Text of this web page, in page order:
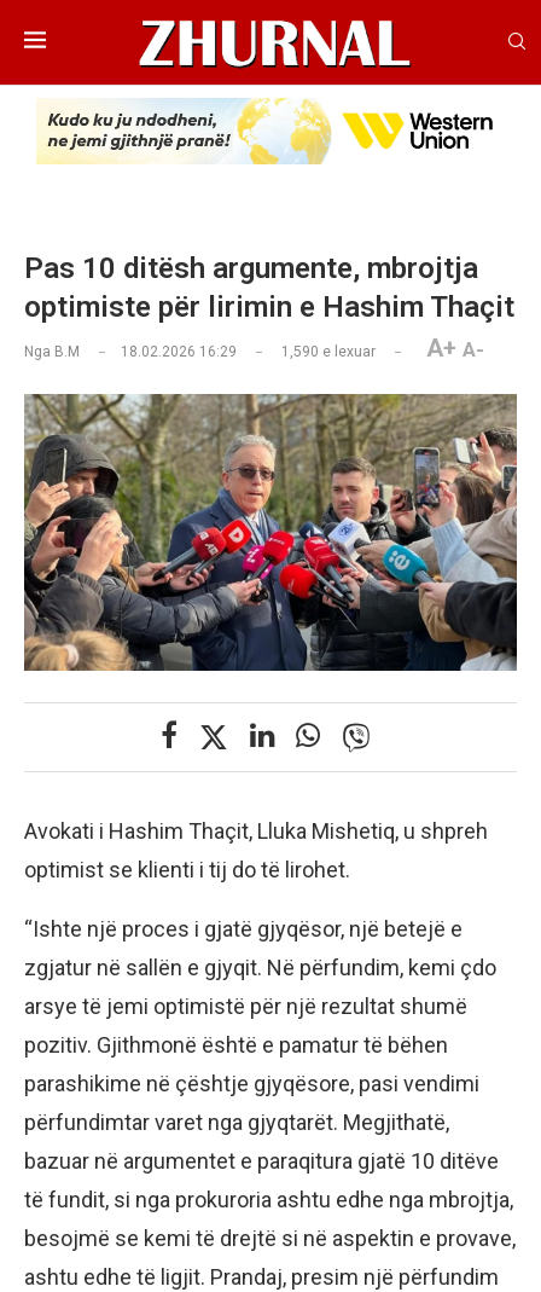
Pas 10 ditësh argumente, mbrojtja
optimiste për lirimin e Hashim Thaçit
Nga B.M 18.02.2026 16:29 1,590 e lexuar A+ A-
Avokati i Hashim Thaçit, Lluka Mishetiq, u shpreh
optimist se klienti i tij do të lirohet.
“Ishte një proces i gjatë gjyqësor, një betejë e
zgjatur në sallën e gjyqit. Në përfundim, kemi çdo
arsye të jemi optimistë për një rezultat shumë
pozitiv. Gjithmonë është e pamatur të bëhen
parashikime në çështje gjyqësore, pasi vendimi
përfundimtar varet nga gjyqtarët. Megjithatë,
bazuar në argumentet e paraqitura gjatë 10 ditëve
të fundit, si nga prokuroria ashtu edhe nga mbrojtja,
besojmë se kemi të drejtë si në aspektin e provave,
ashtu edhe të ligjit. Prandaj, presim një përfundim